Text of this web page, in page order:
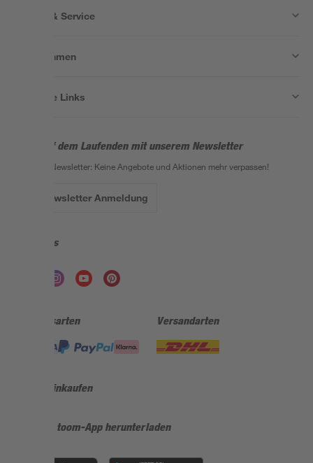
Wissen & Service
Unternehmen
Nützliche Links
Bleib auf dem Laufenden mit unserem Newsletter
Der toom Newsletter: Keine Angebote und Aktionen mehr verpassen!
Zur Newsletter Anmeldung
Folge uns
Zahlungsarten Versandarten
Sicher einkaufen
Jetzt die toom-App herunterladen